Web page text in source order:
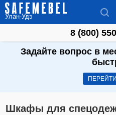
Улан-Удэ
8 (800)
Задайте вопрос в
Шкафы для